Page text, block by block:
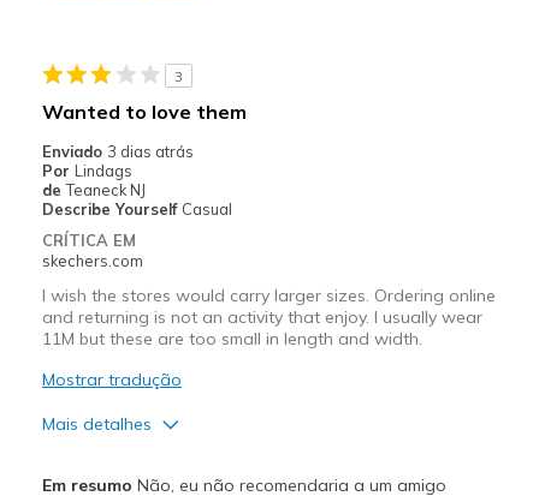
3
Wanted to love them
Enviado 3 dias atrás
Por Lindags
de Teaneck NJ
Describe Yourself Casual
CRÍTICA EM
skechers.com
I wish the stores would carry larger sizes. Ordering online
and returning is not an activity that enjoy. I usually wear
11M but these are too small in length and width.
Mostrar tradução
Mais detalhes
Em resumo Não, eu não recomendaria a um amigo